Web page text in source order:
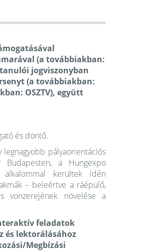
(a továbbiakban:
jogviszonyban
(a továbbiakban:
OSZTV), együtt
és döntő.
legnagyobb pályaorientációs
Budapesten, a Hungexpo
alkalommal kerültek idén
– beleértve a ráépülő,
vonzerejének növelése a
feladatok
és lektorálásához
Megbízási